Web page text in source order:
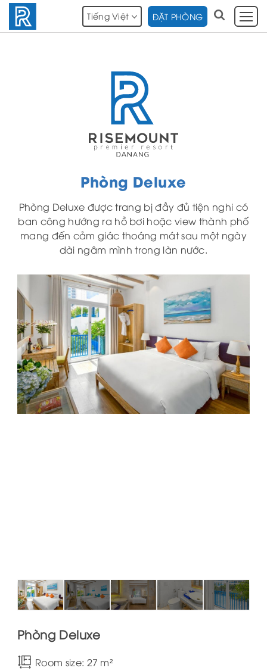
Tiếng Việt ĐẶT PHÒNG
Phòng Deluxe
Phòng Deluxe được trang bị đầy đủ tiện nghi có
ban công hướng ra hồ bơi hoặc view thành phố
mang đến cảm giác thoáng mát sau một ngày
dài ngâm mình trong làn nước.
Phòng Deluxe
Room size: 27 m²